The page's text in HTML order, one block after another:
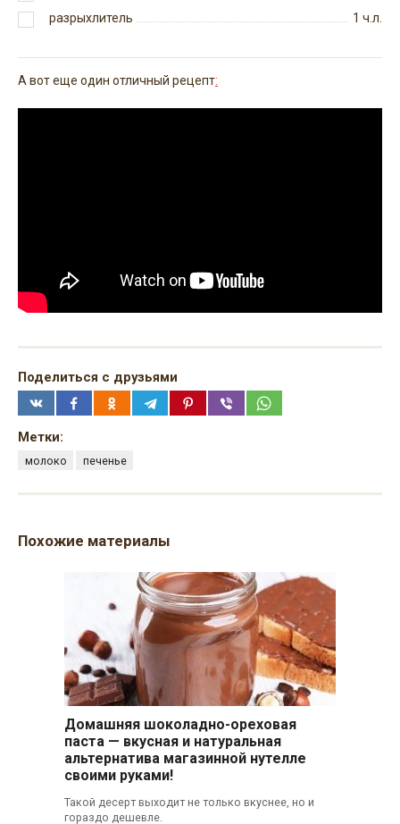
разрыхлитель
1 ч.л.
А вот еще один отличный рецепт:
Поделиться с друзьями
Метки:
молоко печенье
Похожие материалы
Домашняя шоколадно-ореховая
паста — вкусная и натуральная
альтернатива магазинной нутелле
своими руками!
Такой десерт выходит не только вкуснее, но и
гораздо дешевле.